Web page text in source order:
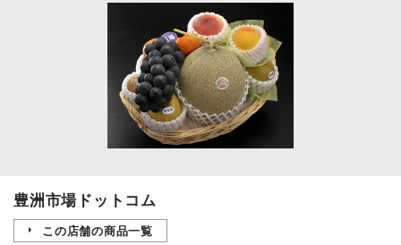
豊洲市場ドットコム
この店舗の商品一覧